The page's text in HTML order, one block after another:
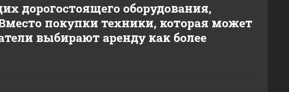
дорогостоящего оборудования,
покупки техники, которая может
выбирают аренду как более